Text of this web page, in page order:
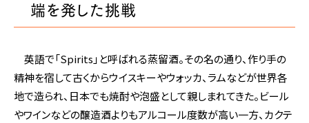
端を発した挑戦
英語で「Spirits」と呼ばれる蒸留酒。その名の通り、作り手の
精神を宿して古くからウイスキーやウォッカ、ラムなどが世界各
地で造られ、日本でも焼酎や泡盛として親しまれてきた。ビール
やワインなどの醸造酒よりもアルコール度数が高い一方、カクテ